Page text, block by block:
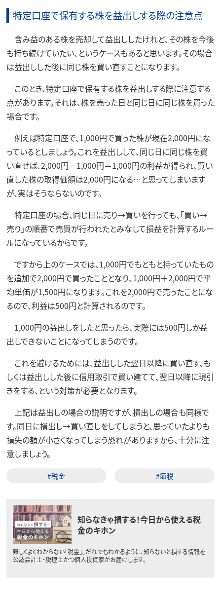
特定口座で保有する株を益出しする際の注意点
含み益のある株を売却して益出ししたけれど、その株を今後
も持ち続けていたい、というケースもあると思います。その場合
は益出しした後に同じ株を買い直すことになります。
このとき、特定口座で保有する株を益出しする際に注意する
点があります。それは、株を売った日と同じ日に同じ株を買った
場合です。
例えば特定口座で、1,000円で買った株が現在2,000円にな
っているとしましょう。これを益出しして、同じ日に同じ株を買
い直せば、2,000円－1,000円＝1,000円の利益が得られ、買い
直した株の取得価額は2,000円になる…と思ってしまいます
が、実はそうならないのです。
特定口座の場合、同じ日に売り→買いを行っても、「買い→
売り」の順番で売買が行われたとみなして損益を計算するルー
ルになっているからです。
ですから上のケースでは、1,000円でもともと持っていたもの
を追加で2,000円で買ったこととなり、1,000円＋2,000円で平
均単価が1,500円になります。これを2,000円で売ったことにな
るので、利益は500円と計算されるのです。
1,000円の益出しをしたと思ったら、実際には500円しか益
出しできないことになってしまうのです。
これを避けるためには、益出しした翌日以降に買い直す、も
しくは益出しした後に信用取引で買い建てて、翌日以降に現引
きをする、という対策が必要となります。
上記は益出しの場合の説明ですが、損出しの場合も同様で
す。同日に損出し→買い直しをしてしまうと、思っていたよりも
損失の額が小さくなってしまう恐れがありますから、十分に注
意しましょう。
#税金 #節税
知らなきゃ損する！今日から使える税
金のキホン
難しくよくわからない「税金」。だれでもわかるように、知らないと損する情報を
公認会計士・税理士かつ個人投資家がお届けします。